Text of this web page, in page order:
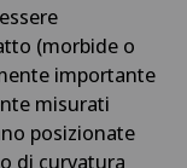
(morbide o
importante
misurati
posizionate
di curvatura